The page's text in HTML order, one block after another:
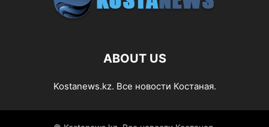
ABOUT US
Kostanews.kz. Все новости Костаная.